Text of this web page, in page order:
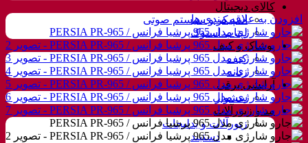
کالای دیجیتال
اسپیکر و سیستم صوتی
لپتاب استوک
پوشاک و کیف
کیف
زنانه
آرایشی برقی
سشوار
مد و زیورآلات
زیورآلات و بدلیجات
دستبند
افزودن به علاقه مندی ها